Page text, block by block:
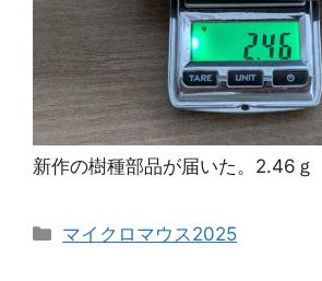
新作の樹種部品が届いた。2.46ｇ
カ
マイクロマウス2025